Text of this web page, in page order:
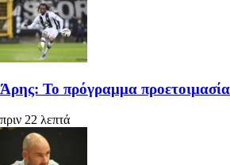
Άρης: Το πρόγραμμα
πριν 22 λεπτά